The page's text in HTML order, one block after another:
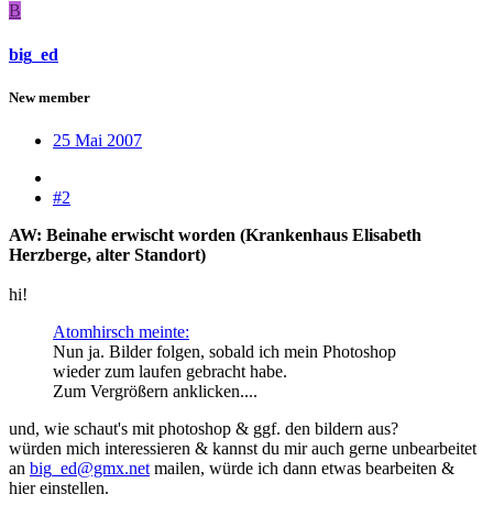
B
big_ed
New member
25 Mai 2007
#2
AW: Beinahe erwischt worden (Krankenhaus Elisabeth
Herzberge, alter Standort)
hi!
Atomhirsch meinte:
Nun ja. Bilder folgen, sobald ich mein Photoshop
wieder zum laufen gebracht habe.
Zum Vergrößern anklicken....
und, wie schaut's mit photoshop & ggf. den bildern aus?
würden mich interessieren & kannst du mir auch gerne unbearbeitet
an big_ed@gmx.net mailen, würde ich dann etwas bearbeiten &
hier einstellen.